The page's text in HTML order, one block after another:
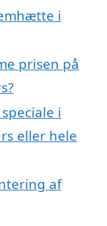
i
prisen på
i
eller hele
af